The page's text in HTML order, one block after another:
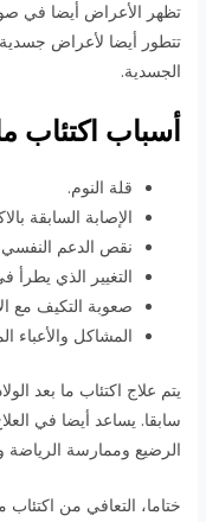
تظهر الأعراض أيضا في
تتطور أيضا لأعراض جسدية
الجسدية.
أسباب اكتئاب
قلة النوم.
الإصابة السابقة
نقص الدعم
التغيير الذي يطرأ
صعوبة التكيف مع
المشاكل والأعباء
يتم علاج اكتئاب ما بعد
سابقا. يساعد أيضا في
الرضيع وممارسة الرياضة
ختاما، التعافي من